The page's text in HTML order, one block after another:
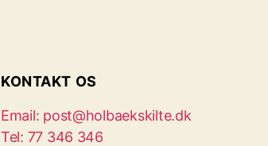
KONTAKT OS
Email: post@holbaekskilte.dk
Tel: 77 346 346